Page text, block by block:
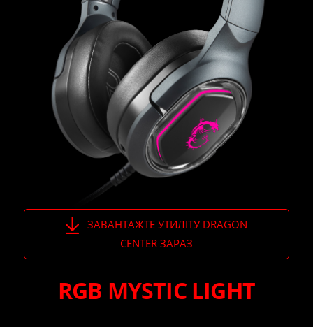
ЗАВАНТАЖТЕ УТИЛІТУ DRAGON
CENTER ЗАРАЗ
RGB MYSTIC LIGHT